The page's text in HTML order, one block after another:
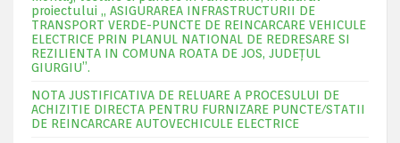
proiectului „ ASIGURAREA INFRASTRUCTURII DE
TRANSPORT VERDE-PUNCTE DE REINCARCARE VEHICULE
ELECTRICE PRIN PLANUL NATIONAL DE REDRESARE SI
REZILIENTA IN COMUNA ROATA DE JOS, JUDEŢUL
GIURGIU”.
NOTA JUSTIFICATIVA DE RELUARE A PROCESULUI DE
ACHIZITIE DIRECTA PENTRU FURNIZARE PUNCTE/STATII
DE REINCARCARE AUTOVECHICULE ELECTRICE